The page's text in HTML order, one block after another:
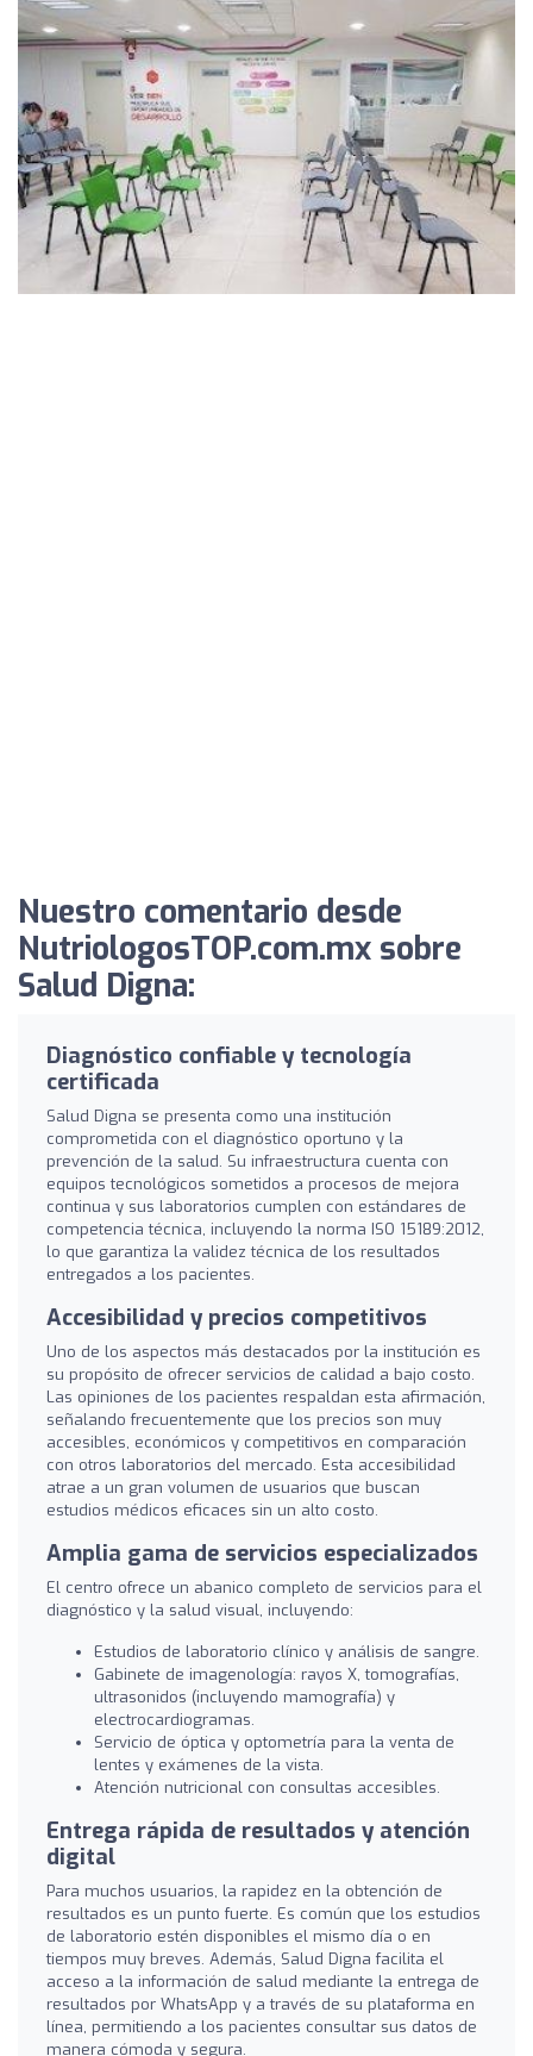
Nuestro comentario desde
NutriologosTOP.com.mx sobre
Salud Digna:
Diagnóstico confiable y tecnología
certificada
Salud Digna se presenta como una institución
comprometida con el diagnóstico oportuno y la
prevención de la salud. Su infraestructura cuenta con
equipos tecnológicos sometidos a procesos de mejora
continua y sus laboratorios cumplen con estándares de
competencia técnica, incluyendo la norma ISO 15189:2012,
lo que garantiza la validez técnica de los resultados
entregados a los pacientes.
Accesibilidad y precios competitivos
Uno de los aspectos más destacados por la institución es
su propósito de ofrecer servicios de calidad a bajo costo.
Las opiniones de los pacientes respaldan esta afirmación,
señalando frecuentemente que los precios son muy
accesibles, económicos y competitivos en comparación
con otros laboratorios del mercado. Esta accesibilidad
atrae a un gran volumen de usuarios que buscan
estudios médicos eficaces sin un alto costo.
Amplia gama de servicios especializados
El centro ofrece un abanico completo de servicios para el
diagnóstico y la salud visual, incluyendo:
Estudios de laboratorio clínico y análisis de sangre.
Gabinete de imagenología: rayos X, tomografías,
ultrasonidos (incluyendo mamografía) y
electrocardiogramas.
Servicio de óptica y optometría para la venta de
lentes y exámenes de la vista.
Atención nutricional con consultas accesibles.
Entrega rápida de resultados y atención
digital
Para muchos usuarios, la rapidez en la obtención de
resultados es un punto fuerte. Es común que los estudios
de laboratorio estén disponibles el mismo día o en
tiempos muy breves. Además, Salud Digna facilita el
acceso a la información de salud mediante la entrega de
resultados por WhatsApp y a través de su plataforma en
línea, permitiendo a los pacientes consultar sus datos de
manera cómoda y segura.